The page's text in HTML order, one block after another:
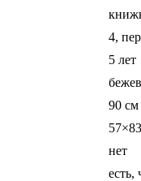
4,
5 лет
90 см
нет